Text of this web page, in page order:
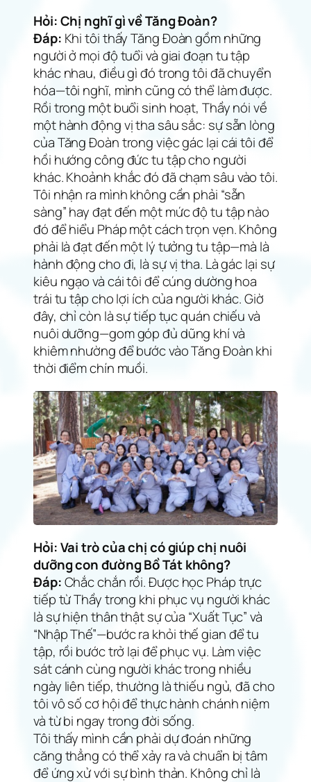
Hỏi: Chị nghĩ gì về Tăng Đoàn?
Đáp: Khi tôi thấy Tăng Đoàn gồm những
người ở mọi độ tuổi và giai đoạn tu tập
khác nhau, điều gì đó trong tôi đã chuyển
hóa—tôi nghĩ, mình cũng có thể làm được.
Rồi trong một buổi sinh hoạt, Thầy nói về
một hành động vị tha sâu sắc: sự sẵn lòng
của Tăng Đoàn trong việc gác lại cái tôi để
hồi hướng công đức tu tập cho người
khác. Khoảnh khắc đó đã chạm sâu vào tôi.
Tôi nhận ra mình không cần phải “sẵn
sàng” hay đạt đến một mức độ tu tập nào
đó để hiểu Pháp một cách trọn vẹn. Không
phải là đạt đến một lý tưởng tu tập—mà là
hành động cho đi, là sự vị tha. Là gác lại sự
kiêu ngạo và cái tôi để cúng dường hoa
trái tu tập cho lợi ích của người khác. Giờ
đây, chỉ còn là sự tiếp tục quán chiếu và
nuôi dưỡng—gom góp đủ dũng khí và
khiêm nhường để bước vào Tăng Đoàn khi
thời điểm chín muồi.
Hỏi: Vai trò của chị có giúp chị nuôi
dưỡng con đường Bồ Tát không?
Đáp:Chắc chắn rồi. Được học Pháp trực
tiếp từ Thầy trong khi phục vụ người khác
là sự hiện thân thật sự của “Xuất Tục” và
“Nhập Thế”—bước ra khỏi thế gian để tu
tập, rồi bước trở lại để phục vụ. Làm việc
sát cánh cùng người khác trong nhiều
ngày liên tiếp, thường là thiếu ngủ, đã cho
tôi vô số cơ hội để thực hành chánh niệm
và từ bi ngay trong đời sống.
Tôi thấy mình cần phải dự đoán những
căng thẳng có thể xảy ra và chuẩn bị tâm
để ứng xử với sự bình thản. Không chỉ là